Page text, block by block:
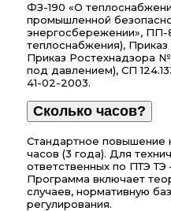
ФЗ-190 «О
промышленной
энергосбережении», ПП-
теплоснабжения),
Приказ Ростехнадзора
под давлением), СП
41-02-2003.
Сколько часов?
Стандартное повышение
часов (3 года). Для
ответственных по ПТЭ ТЭ
Программа включает
случаев, нормативную
регулирования.